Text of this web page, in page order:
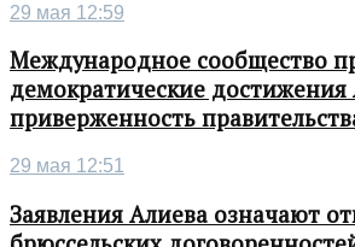
29 мая 12:59
Международное сообщество
демократические
приверженность
29 мая 12:51
Заявления Алиева означают